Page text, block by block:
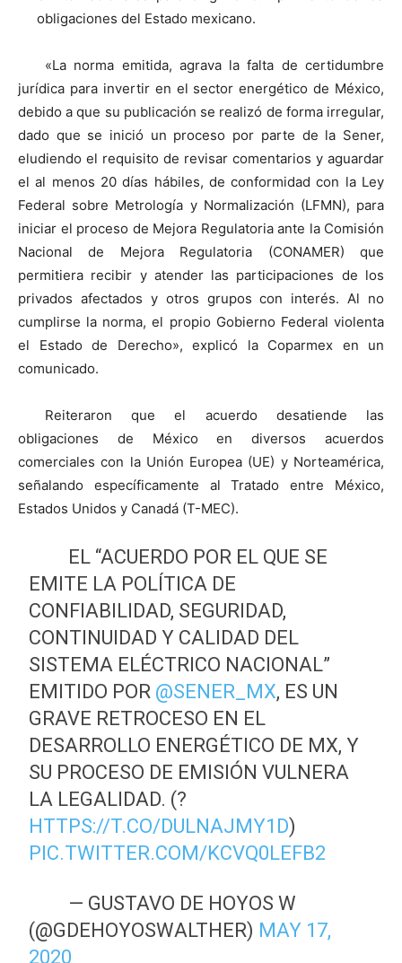
obligaciones del Estado mexicano.
«La norma emitida, agrava la falta de certidumbre
jurídica para invertir en el sector energético de México,
debido a que su publicación se realizó de forma irregular,
dado que se inició un proceso por parte de la Sener,
eludiendo el requisito de revisar comentarios y aguardar
el al menos 20 días hábiles, de conformidad con la Ley
Federal sobre Metrología y Normalización (LFMN), para
iniciar el proceso de Mejora Regulatoria ante la Comisión
Nacional de Mejora Regulatoria (CONAMER) que
permitiera recibir y atender las participaciones de los
privados afectados y otros grupos con interés. Al no
cumplirse la norma, el propio Gobierno Federal violenta
el Estado de Derecho», explicó la Coparmex en un
comunicado.
Reiteraron que el acuerdo desatiende las
obligaciones de México en diversos acuerdos
comerciales con la Unión Europea (UE) y Norteamérica,
señalando específicamente al Tratado entre México,
Estados Unidos y Canadá (T-MEC).
EL “ACUERDO POR EL QUE SE
EMITE LA POLÍTICA DE
CONFIABILIDAD, SEGURIDAD,
CONTINUIDAD Y CALIDAD DEL
SISTEMA ELÉCTRICO NACIONAL”
EMITIDO POR @SENER_MX, ES UN
GRAVE RETROCESO EN EL
DESARROLLO ENERGÉTICO DE MX, Y
SU PROCESO DE EMISIÓN VULNERA
LA LEGALIDAD. (?
HTTPS://T.CO/DULNAJMY1D)
PIC.TWITTER.COM/KCVQ0LEFB2
— GUSTAVO DE HOYOS W
(@GDEHOYOSWALTHER) MAY 17,
2020